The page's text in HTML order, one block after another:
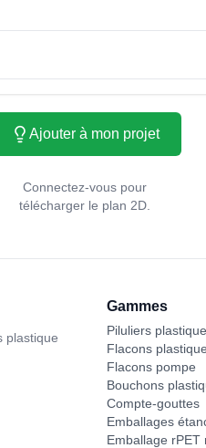
Ajouter à mon projet
Connectez-vous pour
télécharger le plan 2D.
plastique
Gammes
Piluliers plastique
Flacons plastique
Flacons pompe
Bouchons
Compte-gouttes
Emballages
Emballage rPET